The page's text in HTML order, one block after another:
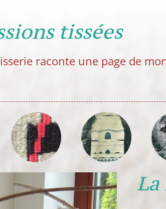
tissées
raconte une page de
La